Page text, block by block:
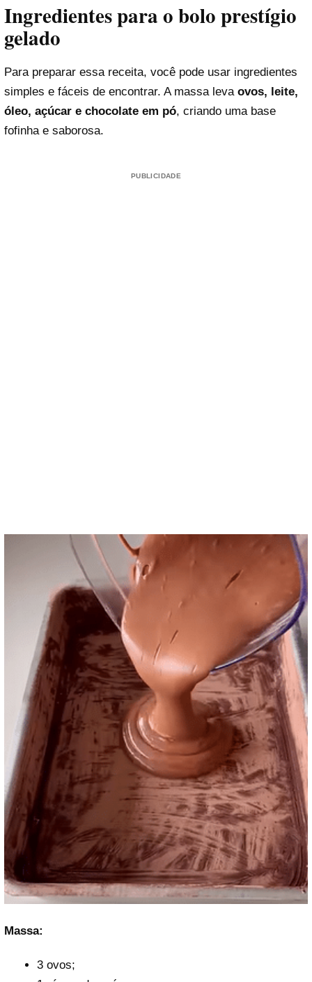
Ingredientes para o bolo prestígio
gelado
Para preparar essa receita, você pode usar ingredientes
simples e fáceis de encontrar. A massa leva ovos, leite,
óleo, açúcar e chocolate em pó, criando uma base
fofinha e saborosa.
PUBLICIDADE
Massa:
3 ovos;